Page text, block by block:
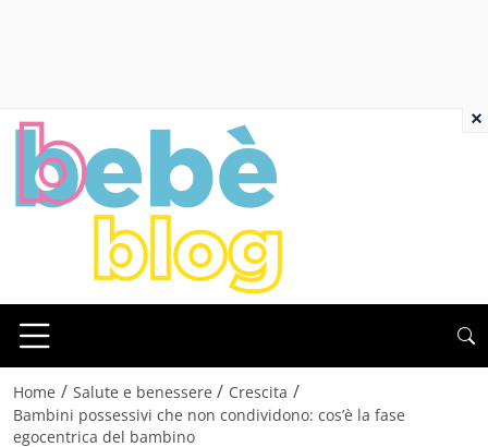
Home / Salute e benessere / Crescita /
Bambini possessivi che non condividono: cos’è la fase
egocentrica del bambino
×